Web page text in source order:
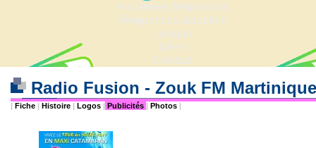
Anciennes fréquences
Fréquences actuelles
Lexique
Liens
Contact
Radio Fusion - Zouk FM
| Fiche | Histoire | Logos | Publicités | Photos |